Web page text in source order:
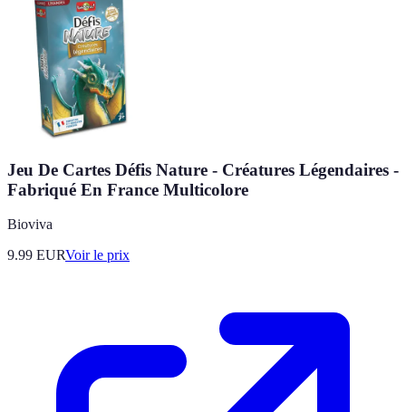
Jeu De Cartes Défis Nature - Créatures Légendaires -
Fabriqué En France Multicolore
Bioviva
9.99 EURVoir le prix